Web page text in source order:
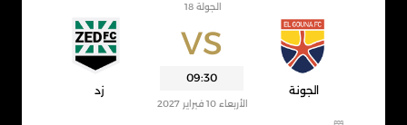
VS
الجونة
09:30
الجولة 18
الأربعاء 10 فبراير 2027
زد